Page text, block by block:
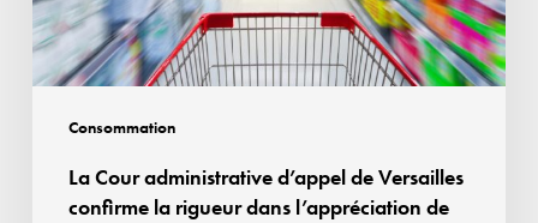
Consommation
la
rigueur
dans
l’appréciation
l’encadrement
La Cour administrative d’appel de Versailles
confirme la rigueur dans l’appréciation de